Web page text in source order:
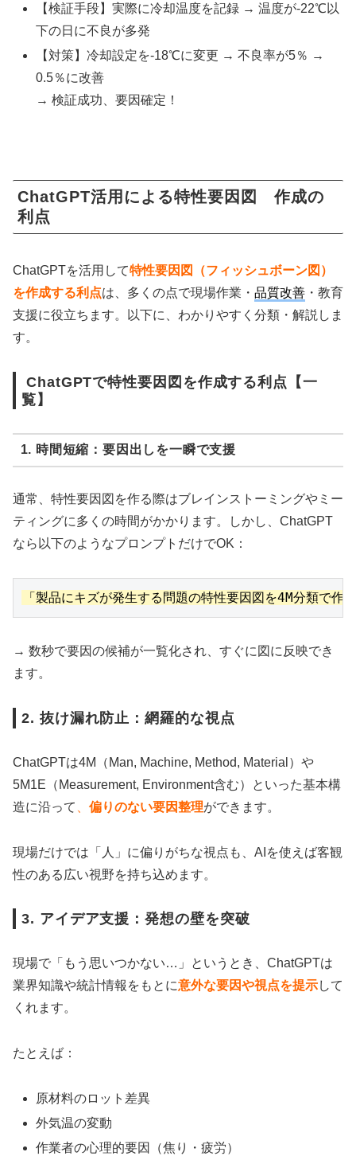
【検証手段】実際に冷却温度を記録 → 温度が-22℃以
下の日に不良が多発
【対策】冷却設定を-18℃に変更 → 不良率が5％ →
0.5％に改善
→ 検証成功、要因確定！
ChatGPT活用による特性要因図 作成の
利点
ChatGPTを活用して特性要因図（フィッシュボーン図）
を作成する利点は、多くの点で現場作業・ 品質改善 ・教育
支援に役立ちます。以下に、わかりやすく分類・解説しま
す。
ChatGPTで特性要因図を作成する利点【一
覧】
1. 時間短縮：要因出しを一瞬で支援
通常、特性要因図を作る際はブレインストーミングやミー
ティングに多くの時間がかかります。しかし、ChatGPT
なら以下のようなプロンプトだけでOK：
→ 数秒で要因の候補が一覧化され、すぐに図に反映でき
ます。
2. 抜け漏れ防止：網羅的な視点
ChatGPTは4M（Man, Machine, Method, Material）や
5M1E（Measurement, Environment含む）といった基本構
造に沿って
偏りのない要因整理ができます。
現場だけでは「人」に偏りがちな視点も、AIを使えば客観
性のある広い視野を持ち込めます。
3. アイデア支援：発想の壁を突破
現場で「もう思いつかない…」というとき、ChatGPTは
業界知識や統計情報をもとに意外な要因や視点を提示して
くれます。
たとえば：
原材料のロット差異
外気温の変動
作業者の心理的要因（焦り・疲労）